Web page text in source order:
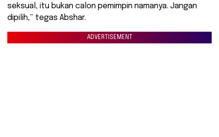
seksual, itu bukan calon pemimpin namanya. Jangan
dipilih,” tegas Abshar.
ADVERTISEMENT